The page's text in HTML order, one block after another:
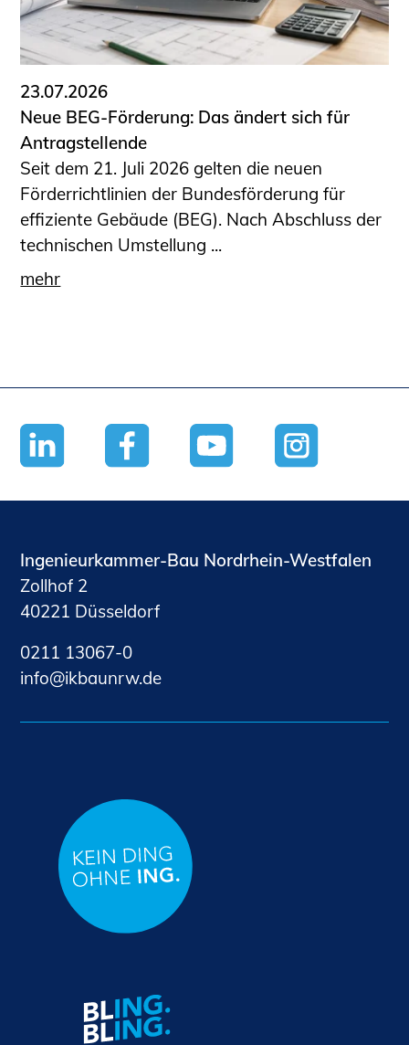
23.07.2026
Neue BEG-Förderung: Das ändert sich für
Antragstellende
Seit dem 21. Juli 2026 gelten die neuen
Förderrichtlinien der Bundesförderung für
effiziente Gebäude (BEG). Nach Abschluss der
technischen Umstellung ...
mehr
Ingenieurkammer-Bau Nordrhein-Westfalen
Zollhof 2
40221 Düsseldorf
0211 13067-0
nf
kb nrwd